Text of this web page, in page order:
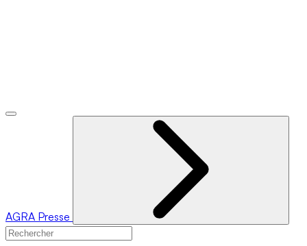
AGRA Presse